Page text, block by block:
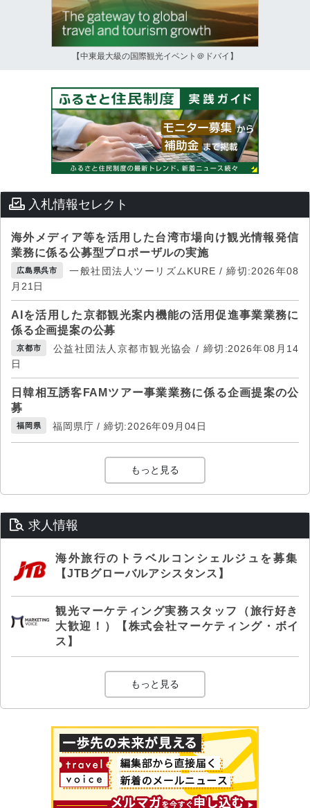
【中東最大級の国際観光イベント＠ドバイ】
入札情報セレクト
海外メディア等を活用した台湾市場向け観光情報発信
業務に係る公募型プロポーザルの実施
広島県呉市
一般社団法人ツーリズムKURE / 締切:2026年08
月21日
AIを活用した京都観光案内機能の活用促進事業業務に
係る企画提案の公募
京都市
公益社団法人京都市観光協会 / 締切:2026年08月14
日
日韓相互誘客FAMツアー事業業務に係る企画提案の公
募
福岡県 福岡県庁 / 締切:2026年09月04日
もっと見る
求人情報
海外旅行のトラベルコンシェルジュを募集
【JTBグローバルアシスタンス】
観光マーケティング実務スタッフ（旅行好き
大歓迎！）【株式会社マーケティング・ボイ
ス】
もっと見る